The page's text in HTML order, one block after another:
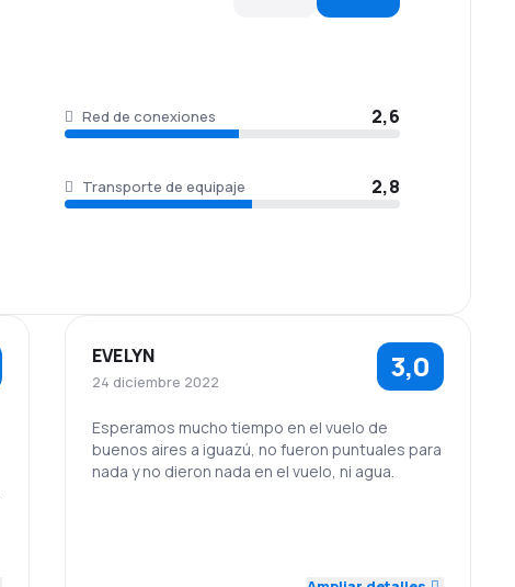
Red de conexiones 2,6
Transporte de equipaje 2,8
EVELYN
24 diciembre 2022 3,0
Esperamos mucho tiempo en el vuelo de
buenos aires a iguazú, no fueron puntuales para
nada y no dieron nada en el vuelo, ni agua.
3,0